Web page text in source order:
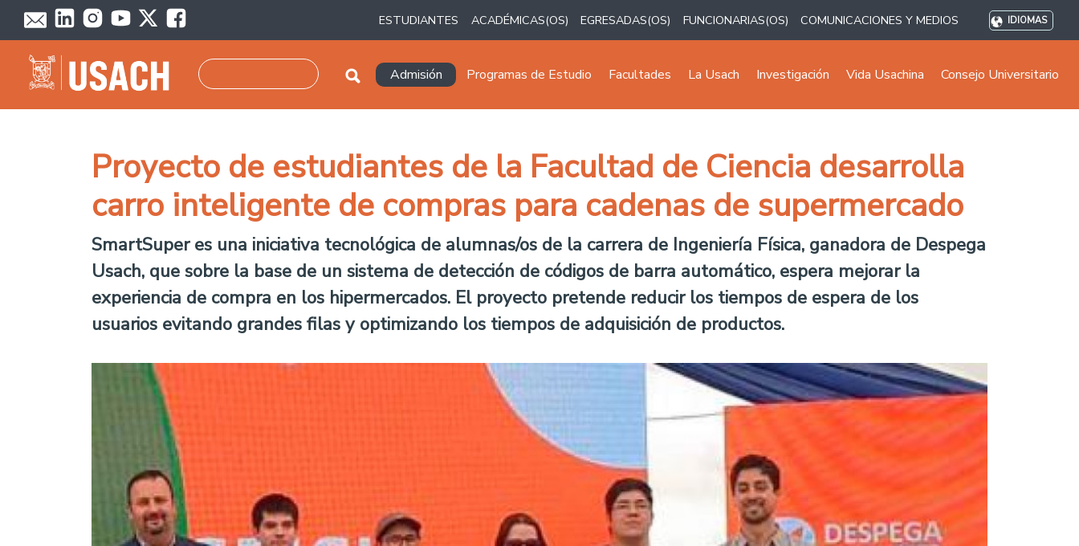
Pasar al contenido principal
ESTUDIANTES ACADÉMICAS(OS) EGRESADAS(OS) FUNCIONARIAS(OS) COMUNICACIONES Y MEDIOS IDIOMAS
Navegación principal
Admisión Programas de Estudio Facultades La Usach Investigación Vida Usachina Consejo Universitario
Proyecto de estudiantes de la Facultad de Ciencia desarrolla
carro inteligente de compras para cadenas de supermercado
SmartSuper es una iniciativa tecnológica de alumnas/os de la carrera de Ingeniería Física, ganadora de Despega
Usach, que sobre la base de un sistema de detección de códigos de barra automático, espera mejorar la
experiencia de compra en los hipermercados. El proyecto pretende reducir los tiempos de espera de los
usuarios evitando grandes filas y optimizando los tiempos de adquisición de productos.